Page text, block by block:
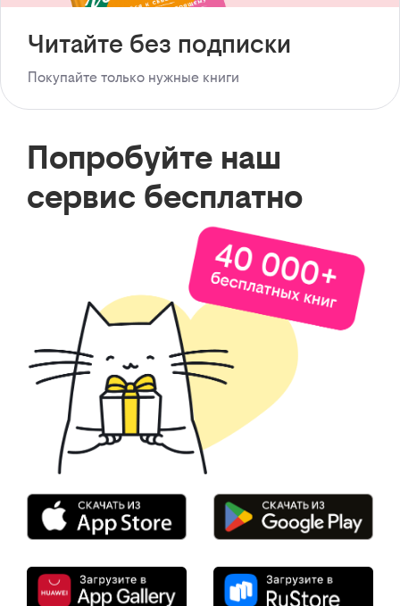
Читайте без подписки
Покупайте только нужные книги
Попробуйте наш
сервис бесплатно